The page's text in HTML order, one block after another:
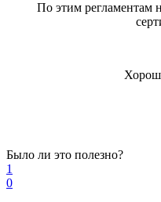
По этим регламентам
Было ли это полезно?
1
0